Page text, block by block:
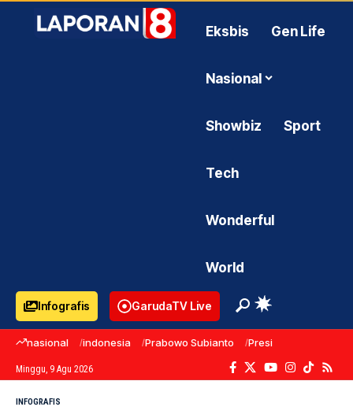
Eksbis Gen Life
Nasional
Showbiz Sport
Tech
Wonderful
World
Infografis GarudaTV Live
nasional indonesia Prabowo Subianto Presiden Prabowo
Minggu, 9 Agu 2026
INFOGRAFIS